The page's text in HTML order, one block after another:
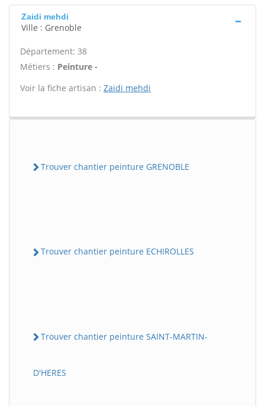
Zaidi mehdi
Ville : Grenoble
Département: 38
Métiers : Peinture -
Voir la fiche artisan : Zaidi mehdi
Trouver chantier peinture GRENOBLE
Trouver chantier peinture ECHIROLLES
Trouver chantier peinture SAINT-MARTIN-
D'HERES